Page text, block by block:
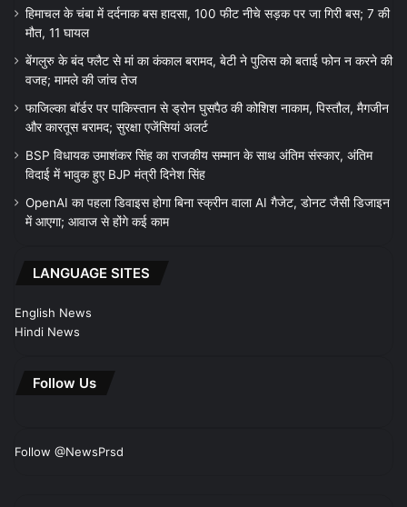
हिमाचल के चंबा में दर्दनाक बस हादसा, 100 फीट नीचे सड़क पर जा गिरी बस; 7 की
मौत, 11 घायल
बेंगलुरु के बंद फ्लैट से मां का कंकाल बरामद, बेटी ने पुलिस को बताई फोन न करने की
वजह; मामले की जांच तेज
फाजिल्का बॉर्डर पर पाकिस्तान से ड्रोन घुसपैठ की कोशिश नाकाम, पिस्तौल, मैगजीन
और कारतूस बरामद; सुरक्षा एजेंसियां अलर्ट
BSP विधायक उमाशंकर सिंह का राजकीय सम्मान के साथ अंतिम संस्कार, अंतिम
विदाई में भावुक हुए BJP मंत्री दिनेश सिंह
OpenAI का पहला डिवाइस होगा बिना स्क्रीन वाला AI गैजेट, डोनट जैसी डिजाइन
में आएगा; आवाज से होंगे कई काम
LANGUAGE SITES
English News
Hindi News
Follow Us
Follow @NewsPrsd